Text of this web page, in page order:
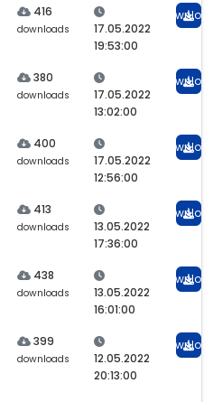
416
downloads
17.05.2022
19:53:00
380
downloads
17.05.2022
13:02:00
400
downloads
17.05.2022
12:56:00
413
downloads
13.05.2022
17:36:00
438
downloads
13.05.2022
16:01:00
399
downloads
12.05.2022
20:13:00